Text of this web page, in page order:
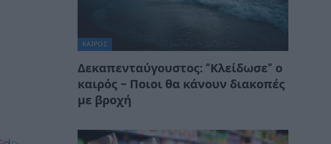
ΚΑΙΡΌΣ
Δεκαπενταύγουστος: “Κλείδωσε” ο
καιρός – Ποιοι θα κάνουν διακοπές
με βροχή